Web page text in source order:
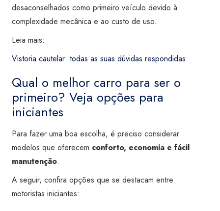
desaconselhados como primeiro veículo devido à
complexidade mecânica e ao custo de uso.
Leia mais:
Vistoria cautelar: todas as suas dúvidas respondidas
Qual o melhor carro para ser o
primeiro? Veja opções para
iniciantes
Para fazer uma boa escolha, é preciso considerar
modelos que oferecem conforto, economia e fácil
manutenção.
A seguir, confira opções que se destacam entre
motoristas iniciantes: